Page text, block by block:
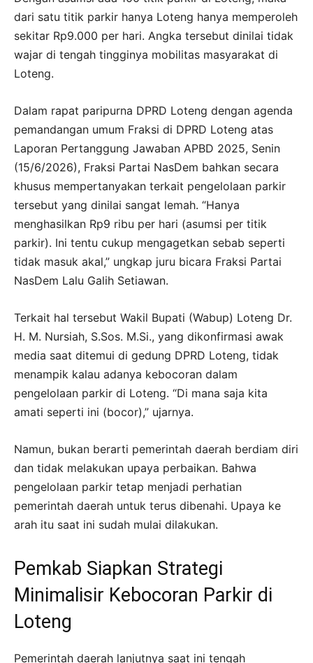
dari satu titik parkir hanya Loteng hanya memperoleh
sekitar Rp9.000 per hari. Angka tersebut dinilai tidak
wajar di tengah tingginya mobilitas masyarakat di
Loteng.
Dalam rapat paripurna DPRD Loteng dengan agenda
pemandangan umum Fraksi di DPRD Loteng atas
Laporan Pertanggung Jawaban APBD 2025, Senin
(15/6/2026), Fraksi Partai NasDem bahkan secara
khusus mempertanyakan terkait pengelolaan parkir
tersebut yang dinilai sangat lemah. “Hanya
menghasilkan Rp9 ribu per hari (asumsi per titik
parkir). Ini tentu cukup mengagetkan sebab seperti
tidak masuk akal,” ungkap juru bicara Fraksi Partai
NasDem Lalu Galih Setiawan.
Terkait hal tersebut Wakil Bupati (Wabup) Loteng Dr.
H. M. Nursiah, S.Sos. M.Si., yang dikonfirmasi awak
media saat ditemui di gedung DPRD Loteng, tidak
menampik kalau adanya kebocoran dalam
pengelolaan parkir di Loteng. “Di mana saja kita
amati seperti ini (bocor),” ujarnya.
Namun, bukan berarti pemerintah daerah berdiam diri
dan tidak melakukan upaya perbaikan. Bahwa
pengelolaan parkir tetap menjadi perhatian
pemerintah daerah untuk terus dibenahi. Upaya ke
arah itu saat ini sudah mulai dilakukan.
Pemkab Siapkan Strategi
Minimalisir Kebocoran Parkir di
Loteng
Pemerintah daerah lanjutnya saat ini tengah